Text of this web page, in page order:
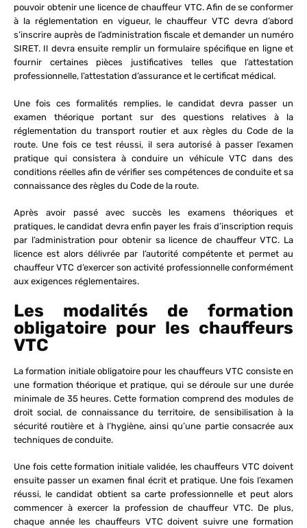
pouvoir obtenir une licence de chauffeur VTC. Afin de se conformer
à la réglementation en vigueur, le chauffeur VTC devra d’abord
s’inscrire auprès de l’administration fiscale et demander un numéro
SIRET. Il devra ensuite remplir un formulaire spécifique en ligne et
fournir certaines pièces justificatives telles que l’attestation
professionnelle, l’attestation d’assurance et le certificat médical.
Une fois ces formalités remplies, le candidat devra passer un
examen théorique portant sur des questions relatives à la
réglementation du transport routier et aux règles du Code de la
route. Une fois ce test réussi, il sera autorisé à passer l’examen
pratique qui consistera à conduire un véhicule VTC dans des
conditions réelles afin de vérifier ses compétences de conduite et sa
connaissance des règles du Code de la route.
Après avoir passé avec succès les examens théoriques et
pratiques, le candidat devra enfin payer les frais d’inscription requis
par l’administration pour obtenir sa licence de chauffeur VTC. La
licence est alors délivrée par l’autorité compétente et permet au
chauffeur VTC d’exercer son activité professionnelle conformément
aux exigences réglementaires.
Les modalités de formation
obligatoire pour les chauffeurs
VTC
La formation initiale obligatoire pour les chauffeurs VTC consiste en
une formation théorique et pratique, qui se déroule sur une durée
minimale de 35 heures. Cette formation comprend des modules de
droit social, de connaissance du territoire, de sensibilisation à la
sécurité routière et à l’hygiène, ainsi qu’une partie consacrée aux
techniques de conduite.
Une fois cette formation initiale validée, les chauffeurs VTC doivent
ensuite passer un examen final écrit et pratique. Une fois l’examen
réussi, le candidat obtient sa carte professionnelle et peut alors
commencer à exercer la profession de chauffeur VTC. De plus,
chaque année les chauffeurs VTC doivent suivre une formation